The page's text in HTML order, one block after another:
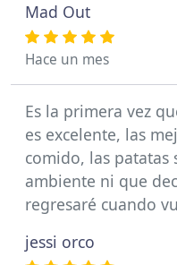
Mad Out
Hace un mes
Es la primera vez
es excelente, las
comido, las patatas
ambiente ni que
regresaré cuando
jessi orco